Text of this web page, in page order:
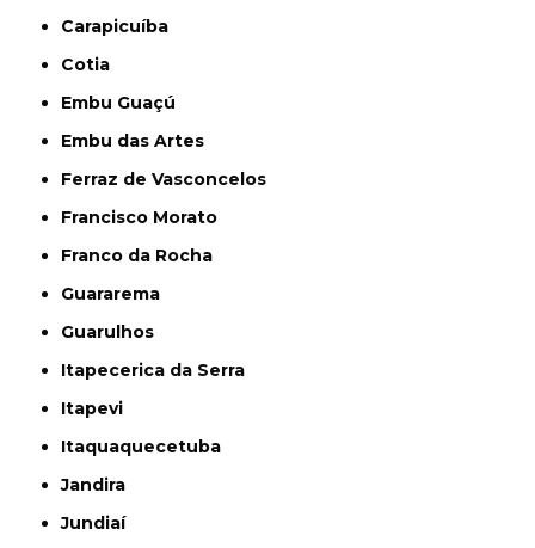
Carapicuíba
Cotia
Embu Guaçú
Embu das Artes
Ferraz de Vasconcelos
Francisco Morato
Franco da Rocha
Guararema
Guarulhos
Itapecerica da Serra
Itapevi
Itaquaquecetuba
Jandira
Jundiaí